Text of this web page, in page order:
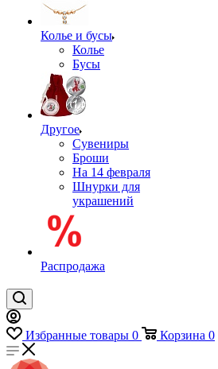
Колье и бусы
Колье
Бусы
Другое
Сувениры
Броши
На 14 февраля
Шнурки для
украшений
Распродажа
Избранные товары 0 Корзина 0